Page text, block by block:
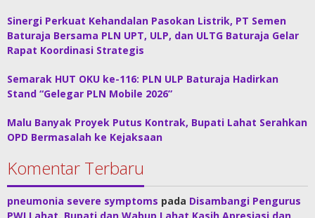
Sinergi Perkuat Kehandalan Pasokan Listrik, PT Semen
Baturaja Bersama PLN UPT, ULP, dan ULTG Baturaja Gelar
Rapat Koordinasi Strategis
Semarak HUT OKU ke-116: PLN ULP Baturaja Hadirkan
Stand “Gelegar PLN Mobile 2026”
Malu Banyak Proyek Putus Kontrak, Bupati Lahat Serahkan
OPD Bermasalah ke Kejaksaan
Komentar Terbaru
pneumonia severe symptoms pada Disambangi Pengurus